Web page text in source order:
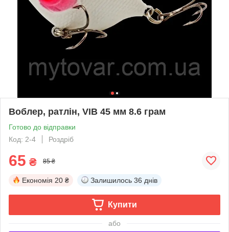
Воблер, ратлін, VIB 45 мм 8.6 грам
Готово до відправки
Код: 2-4
Роздріб
65 ₴ 85 ₴
Економія 20 ₴ Залишилось 36 днів
Купити
або